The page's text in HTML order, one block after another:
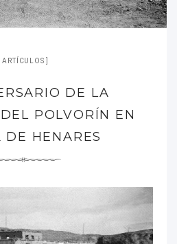
ARTÍCULOS
DE LA
POLVORÍN EN
DE HENARES